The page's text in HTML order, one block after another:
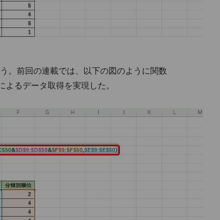
。前回の連載では、以下の図のように関数
るデータ取得を実現した。